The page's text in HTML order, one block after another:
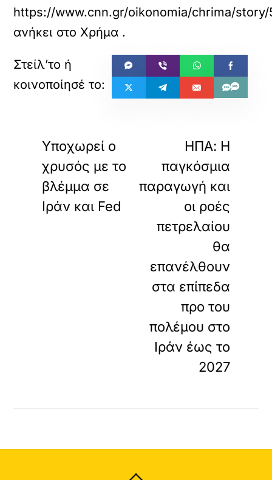
https://www.cnn.gr/oikonomia/chrima/
ανήκει στοΧρήμα .
Υποχωρεί ο
χρυσός με το
βλέμμα σε
Ιράν και Fed
ΗΠΑ: Η
παγκόσμια
παραγωγή και
οι ροές
πετρελαίου
θα
επανέλθουν
στα επίπεδα
προ του
πολέμου στο
Ιράν έως το
2027